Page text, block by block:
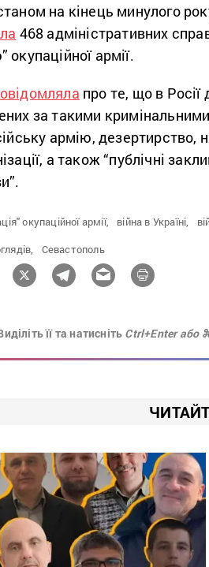
на кінець минулого
468 адміністративних
окупаційної армії.
про те, що в
за такими
армію, дезертирство,
а також “публічні
окупаційної армії, війна в Україні,
Севастополь
її та натисніть Ctrl+Enter або